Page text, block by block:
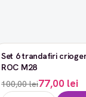
-23%
Set 6 trandafiri
ROC M28
100,00 lei77,00 lei